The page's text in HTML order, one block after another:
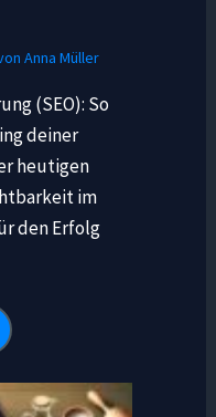
Anna Müller
(SEO): So
deiner
heutigen
im
den Erfolg